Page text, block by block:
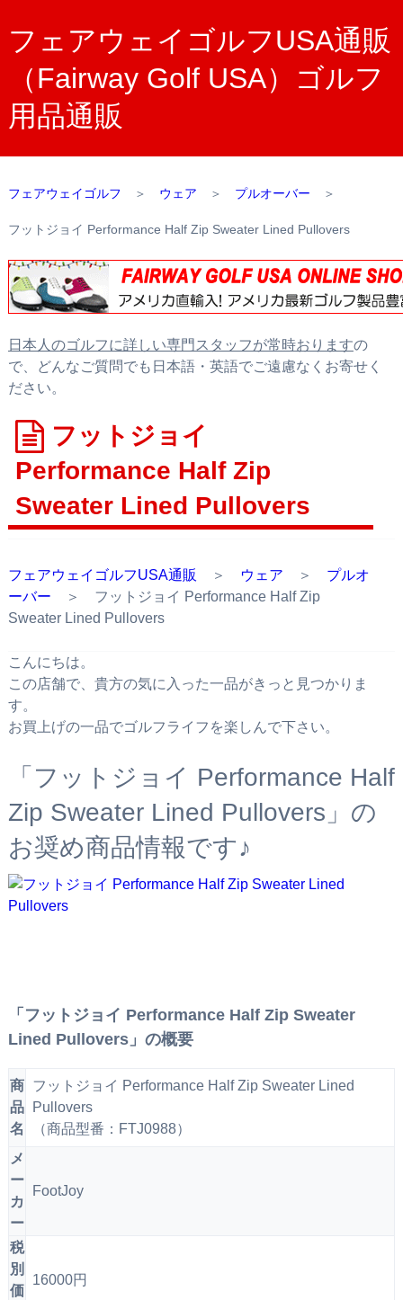
フェアウェイゴルフUSA通販
（Fairway Golf USA）ゴルフ
用品通販
フェアウェイゴルフ ＞ ウェア ＞ プルオーバー ＞
フットジョイ Performance Half Zip Sweater Lined Pullovers
日本人のゴルフに詳しい専門スタッフが常時おりますの
で、どんなご質問でも日本語・英語でご遠慮なくお寄せく
ださい。
フットジョイ
Performance Half Zip
Sweater Lined Pullovers
フェアウェイゴルフUSA通販 ＞ ウェア ＞ プルオ
ーバー ＞ フットジョイ Performance Half Zip
Sweater Lined Pullovers
こんにちは。
この店舗で、貴方の気に入った一品がきっと見つかりま
す。
お買上げの一品でゴルフライフを楽しんで下さい。
「フットジョイ Performance Half
Zip Sweater Lined Pullovers」の
お奨め商品情報です♪
「フットジョイ Performance Half Zip Sweater
Lined Pullovers」の概要
商
品
名
フットジョイ Performance Half Zip Sweater Lined
Pullovers
（商品型番：FTJ0988）
メ
ー
カ
ー
FootJoy
税
別
価
16000円